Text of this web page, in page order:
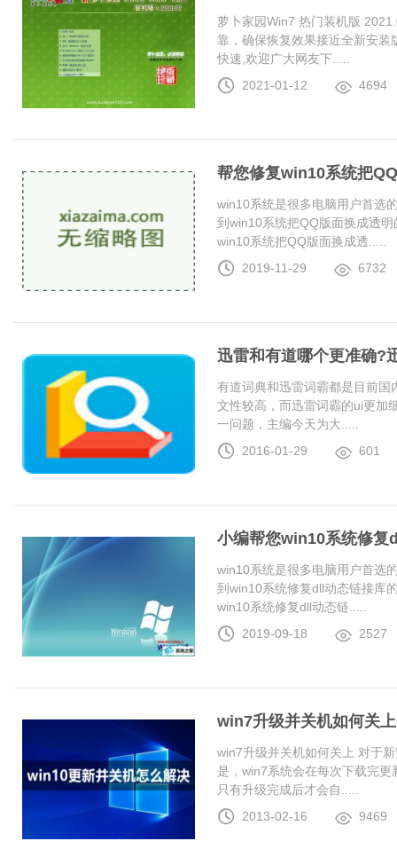
萝卜家园Win7 热门装机版
靠，确保恢复效果接近全新安
快速,欢迎广大网友下.....
2021-01-12
4694
帮您修复win10系统把
win10系统是很多电脑用户首选
到win10系统把QQ版面换成透
win10系统把QQ版面换成透.....
2019-11-29
6732
迅雷和有道哪个更准确?
有道词典和迅雷词霸都是目前
文性较高，而迅雷词霸的ui更加
一问题，主编今天为大.....
2016-01-29
601
小编帮您win10系统修复
win10系统是很多电脑用户首选
到win10系统修复dll动态链接库
win10系统修复dll动态链.....
2019-09-18
2527
win7升级并关机如何关上
win7升级并关机如何关上 对于
是，win7系统会在每次下载完
只有升级完成后才会自.....
2013-02-16
9469